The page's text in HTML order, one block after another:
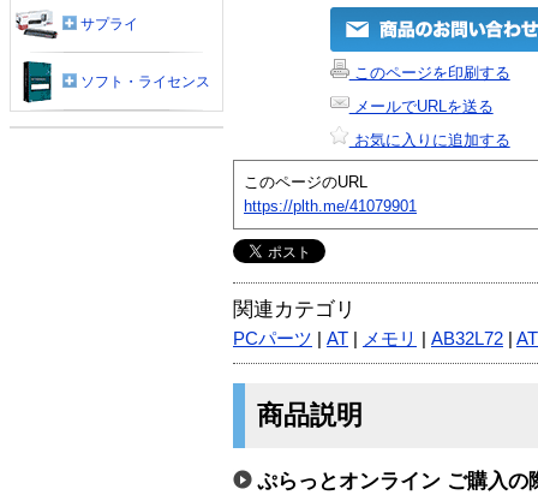
このページを印刷する
メールでURLを送る
お気に入りに追加する
このページのURL
https://plth.me/41079901
関連カテゴリ
PCパーツ AT メモリ AB32L72
商品説明
ぷらっとオンライン ご購入の
サプライ
ソフト・ライセンス